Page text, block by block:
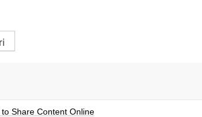
Share Content Online